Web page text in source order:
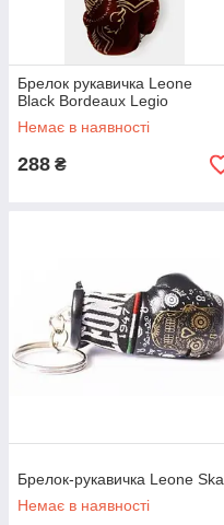
Брелок рукавичка Leone
Black Bordeaux Legio
Немає в наявності
288 ₴
Брелок-рукавичка Leone Ska
Немає в наявності